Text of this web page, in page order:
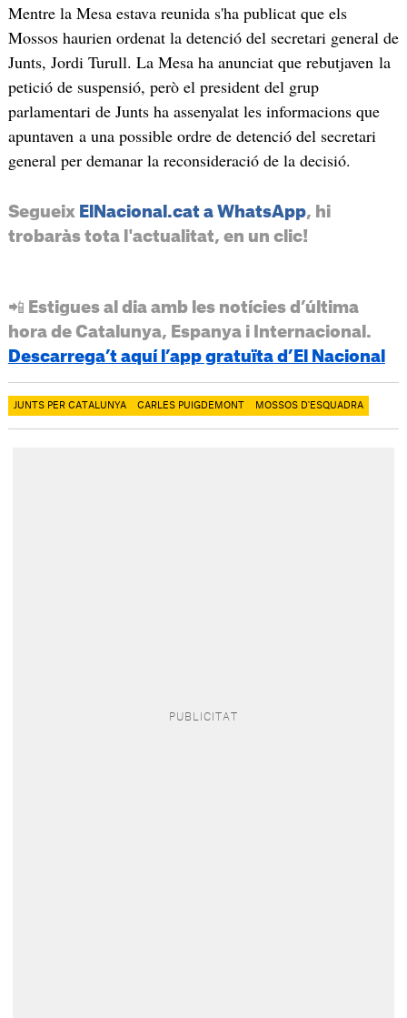
Mentre la Mesa estava reunida s'ha publicat que els
Mossos haurien ordenat la detenció del secretari general de
Junts, Jordi Turull. La Mesa ha anunciat que rebutjaven la
petició de suspensió, però el president del grup
parlamentari de Junts ha assenyalat les informacions que
apuntaven a una possible ordre de detenció del secretari
general per demanar la reconsideració de la decisió.
Segueix ElNacional.cat a WhatsApp, hi
trobaràs tota l'actualitat, en un clic!
📲 Estigues al dia amb les notícies d’última
hora de Catalunya, Espanya i Internacional.
Descarrega’t aquí l’app gratuïta d’El Nacional
JUNTS PER CATALUNYA CARLES PUIGDEMONT MOSSOS D'ESQUADRA